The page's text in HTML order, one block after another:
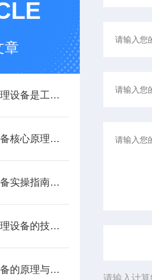
章
超声波喷丸表面处理设备是工艺与应用介绍
超声波金属雾化设备核心原理与应用场景
超声波液体分散设备实操指南：细节把控与工艺优化
揭秘超声波液体处理设备的技术奥秘
超声波液体分散设备的原理与应用解析
请输入计